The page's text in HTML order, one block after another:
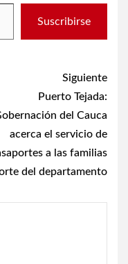
Suscribirse
Siguiente
Puerto Tejada:
del Cauca
acerca el servicio de
a las familias
del departamento